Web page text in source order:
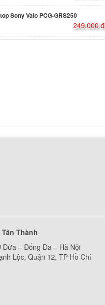
249.000 đ
Thành
Dừa – Đống Đa – Hà Nội
Lộc, Quận 12, TP Hồ Chí